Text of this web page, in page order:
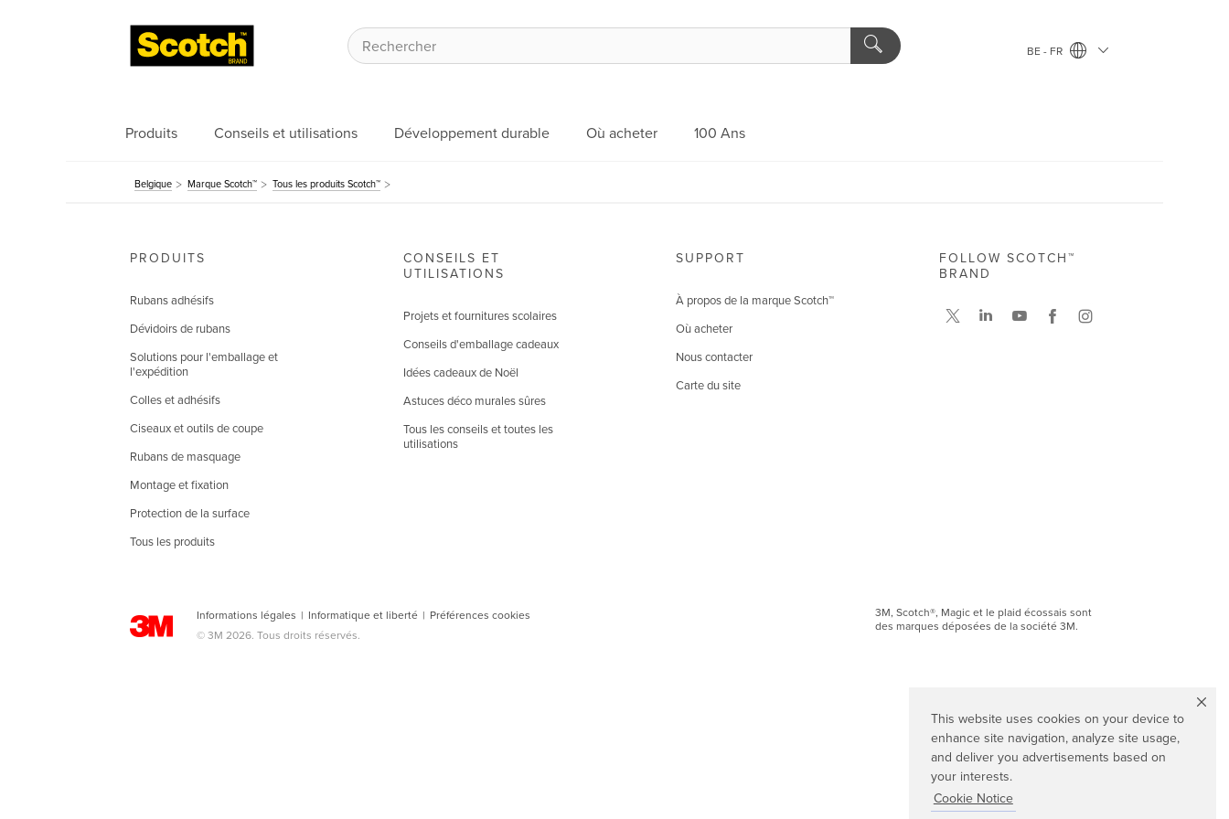
This website uses cookies on your device to
enhance site navigation, analyze site usage,
and deliver you advertisements based on
your interests.
Cookie Notice
BE - FR
Produits Conseils et utilisations Développement durable Où acheter 100 Ans
Belgique Marque Scotch™ Tous les produits Scotch™
PRODUITS
Rubans adhésifs
Dévidoirs de rubans
Solutions pour l'emballage et
l'expédition
Colles et adhésifs
Ciseaux et outils de coupe
Rubans de masquage
Montage et fixation
Protection de la surface
Tous les produits
CONSEILS ET
UTILISATIONS
Projets et fournitures scolaires
Conseils d'emballage cadeaux
Idées cadeaux de Noël
Astuces déco murales sûres
Tous les conseils et toutes les
utilisations
SUPPORT
À propos de la marque Scotch™
Où acheter
Nous contacter
Carte du site
Informations légales | Informatique et liberté | Préférences cookies
© 3M 2026. Tous droits réservés.
FOLLOW SCOTCH™
BRAND
3M, Scotch®, Magic et le plaid écossais sont
des marques déposées de la société 3M.